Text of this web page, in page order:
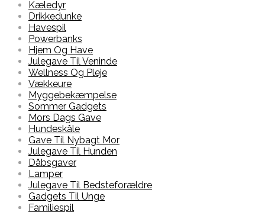
Kæledyr
Drikkedunke
Havespil
Powerbanks
Hjem Og Have
Julegave Til Veninde
Wellness Og Pleje
Vækkeure
Myggebekæmpelse
Sommer Gadgets
Mors Dags Gave
Hundeskåle
Gave Til Nybagt Mor
Julegave Til Hunden
Dåbsgaver
Lamper
Julegave Til Bedsteforældre
Gadgets Til Unge
Familiespil